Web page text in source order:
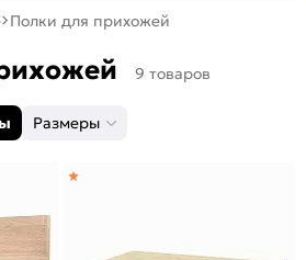
Полки для прихожей
9 товаров
Размеры